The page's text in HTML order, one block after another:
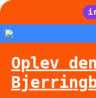
Oplev